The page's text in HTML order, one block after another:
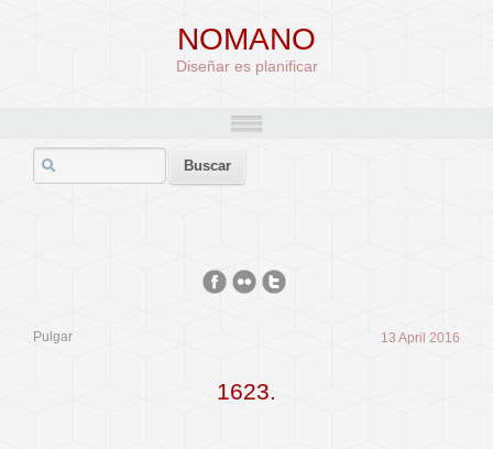
NOMANO
Diseñar es planificar
Pulgar 13 April 2016
1623.